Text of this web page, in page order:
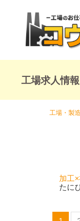
工場求人情
工場・製
加工
たに